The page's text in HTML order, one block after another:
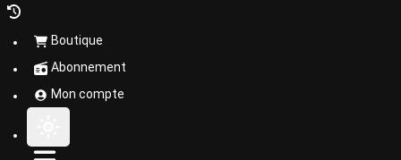
Boutique
Abonnement
Mon compte